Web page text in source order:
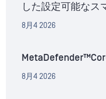
した設定可能なス
8月4 2026
8月4 2026